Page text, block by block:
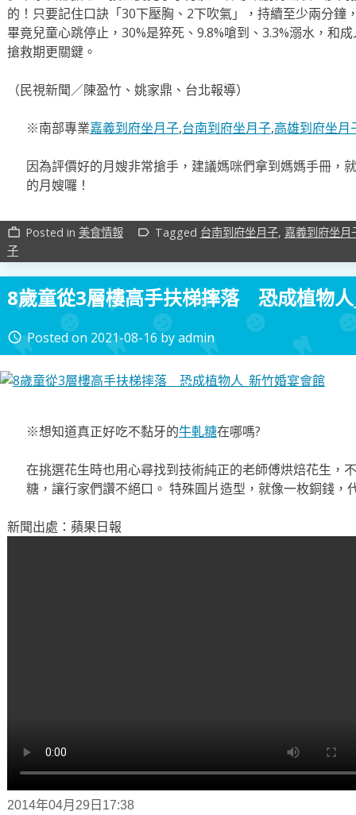
的！只要記住口訣「30下壓胸、2下吹氣」，持續至少兩分鐘
畢竟兒童心跳停止，30%是猝死、9.8%嗆到、3.3%溺水，和
搶救期更關鍵。
（民視新聞／陳盈竹、姚家鼎、台北報導）
※南部專業嘉義到府坐月子,台南到府坐月子,高雄到府坐月
因為評價好的月嫂非常搶手，建議媽咪們拿到媽媽手冊，
的月嫂囉！
work_outline Posted in 美食情報 label_outline Tagged 台南到府坐月子, 嘉義到府坐月
子
8歲童從3層樓高手扶梯摔落 恐成植物人
access_time Posted on 2021-08-16 byadmin
※想知道真正好吃不黏牙的牛軋糖在哪嗎?
在挑選花生時也用心尋找到技術純正的老師傅烘焙花生，
糖，讓行家們讚不絕口。 特殊圓片造型，就像一枚銅錢，
新聞出處：蘋果日報
2014年04月29日17:38